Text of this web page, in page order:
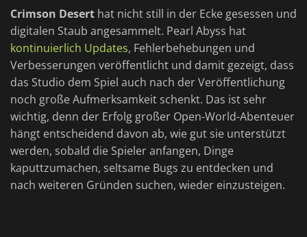
Crimson Desert hat nicht still in der Ecke gesessen und
digitalen Staub angesammelt. Pearl Abyss hat
kontinuierlich Updates, Fehlerbehebungen und
Verbesserungen veröffentlicht und damit gezeigt, dass
das Studio dem Spiel auch nach der Veröffentlichung
noch große Aufmerksamkeit schenkt. Das ist sehr
wichtig, denn der Erfolg großer Open-World-Abenteuer
hängt entscheidend davon ab, wie gut sie unterstützt
werden, sobald die Spieler anfangen, Dinge
kaputtzumachen, seltsame Bugs zu entdecken und
nach weiteren Gründen suchen, wieder einzusteigen.